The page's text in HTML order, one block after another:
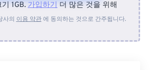
장치에서
1GB. 가입하기 더 많은 것을 위해
사의 이용 약관에 동의하는 것으로 간주됩니다.